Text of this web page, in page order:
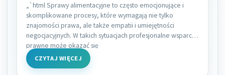
„`html Sprawy alimentacyjne to często emocjonujące i
skomplikowane procesy, które wymagają nie tylko
znajomości prawa, ale także empatii i umiejętności
negocjacyjnych. W takich sytuacjach profesjonalne wsparcie
prawne może okazać się
CZYTAJ WIĘCEJ